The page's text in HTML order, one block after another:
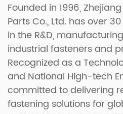
Founded in 1996,
Parts Co., Ltd. has over
in the R&D,
industrial fasteners and
Recognized as a
and National High-tech
committed to delivering
fastening solutions for